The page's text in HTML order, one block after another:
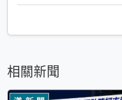
相關新聞